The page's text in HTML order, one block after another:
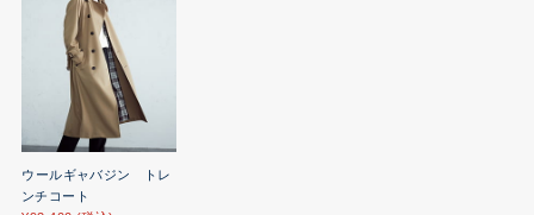
ウールギャバジン トレ
ンチコート